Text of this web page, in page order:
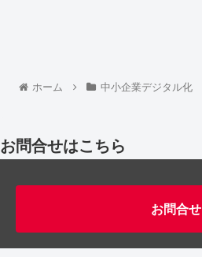
ホーム 中小企業デジタル化
お問合せはこちら
お問合せ